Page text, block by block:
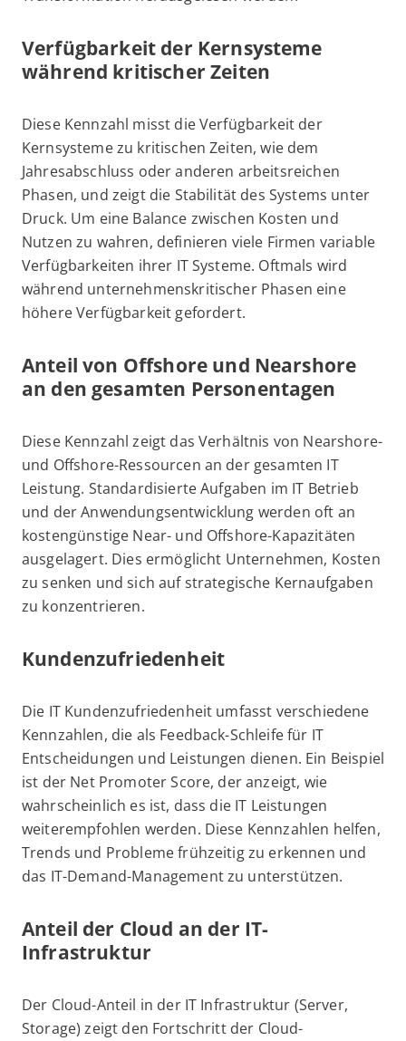
Verfügbarkeit der Kernsysteme
während kritischer Zeiten
Diese Kennzahl misst die Verfügbarkeit der
Kernsysteme zu kritischen Zeiten, wie dem
Jahresabschluss oder anderen arbeitsreichen
Phasen, und zeigt die Stabilität des Systems unter
Druck. Um eine Balance zwischen Kosten und
Nutzen zu wahren, definieren viele Firmen variable
Verfügbarkeiten ihrer IT Systeme. Oftmals wird
während unternehmenskritischer Phasen eine
höhere Verfügbarkeit gefordert.
Anteil von Offshore und Nearshore
an den gesamten Personentagen
Diese Kennzahl zeigt das Verhältnis von Nearshore-
und Offshore-Ressourcen an der gesamten IT
Leistung. Standardisierte Aufgaben im IT Betrieb
und der Anwendungsentwicklung werden oft an
kostengünstige Near- und Offshore-Kapazitäten
ausgelagert. Dies ermöglicht Unternehmen, Kosten
zu senken und sich auf strategische Kernaufgaben
zu konzentrieren.
Kundenzufriedenheit
Die IT Kundenzufriedenheit umfasst verschiedene
Kennzahlen, die als Feedback-Schleife für IT
Entscheidungen und Leistungen dienen. Ein Beispiel
ist der Net Promoter Score, der anzeigt, wie
wahrscheinlich es ist, dass die IT Leistungen
weiterempfohlen werden. Diese Kennzahlen helfen,
Trends und Probleme frühzeitig zu erkennen und
das IT-Demand-Management zu unterstützen.
Anteil der Cloud an der IT-
Infrastruktur
Der Cloud-Anteil in der IT Infrastruktur (Server,
Storage) zeigt den Fortschritt der Cloud-